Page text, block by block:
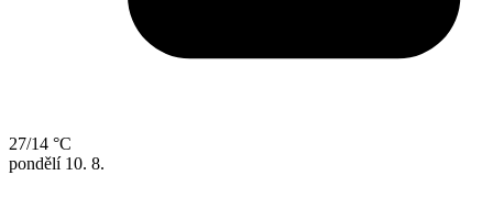
27/14 °C
pondělí 10. 8.